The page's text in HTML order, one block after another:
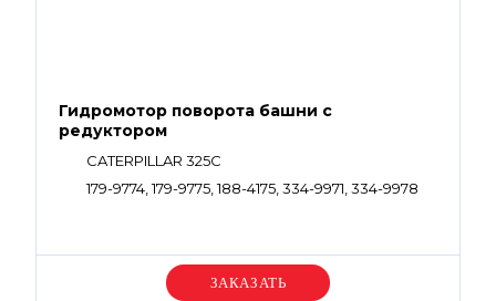
Гидромотор поворота башни с
редуктором
CATERPILLAR 325C
179-9774, 179-9775, 188-4175, 334-9971, 334-9978
Уточняйте цену